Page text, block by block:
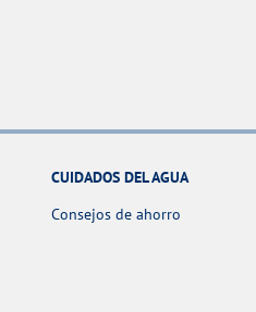
CUIDADOS DEL AGUA
Consejos de ahorro